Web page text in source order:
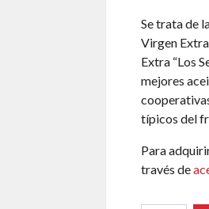
Se trata de
Virgen
Extra “Los
mejores
típicos del
Para
través de